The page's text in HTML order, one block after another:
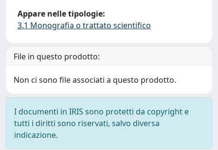
Appare nelle tipologie:
3.1 Monografia o trattato scientifico
File in questo prodotto:
Non ci sono file associati a questo prodotto.
I documenti in IRIS sono protetti da copyright e
tutti i diritti sono riservati, salvo diversa
indicazione.